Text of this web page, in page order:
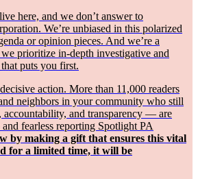
here, and we don’t answer to
We’re unbiased in this polarized
or opinion pieces. And we’re a
prioritize in-depth investigative and
puts you first.
action. More than 11,000 readers
neighbors in your community who still
accountability, and transparency — are
fearless reporting Spotlight PA
by making a gift that ensures this vital
for a limited time, it will be